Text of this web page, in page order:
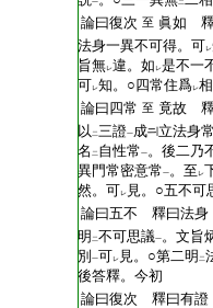
一 二
論曰復次 至 眞如
法身一異不可得。可レ
旨無レ違。如 レ是不一
可レ知。○四常住爲レ相
論曰四常 至 竟故
以 二三證一成
立法身
名 二 自性常一。後二乃
異門常密意常一。至 レ
然。可レ 見。○五不可
論曰五不 釋曰法身
明 二不可思議一。文旨
別 一可レ 見。○第二明 二
後答釋。今初
論曰復次 釋曰有證